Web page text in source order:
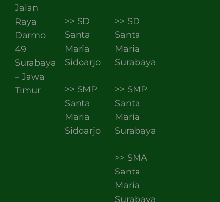
Jalan
Raya
Darmo
49
Surabaya
– Jawa
Timur
>> SD
Santa
Maria
Sidoarjo
>> SMP
Santa
Maria
Sidoarjo
>> SD
Santa
Maria
Surabaya
>> SMP
Santa
Maria
Surabaya
>> SMA
Santa
Maria
Surabaya